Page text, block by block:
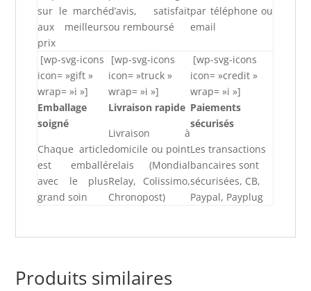
sur le marché
aux meilleurs
prix
d’avis, satisfait
ou remboursé
par téléphone ou
email
[wp-svg-icons
icon= »gift »
wrap= »i »]
Emballage
soigné
Chaque article
est emballé
avec le plus
grand soin
[wp-svg-icons
icon= »truck »
wrap= »i »]
Livraison rapide
Livraison à
domicile ou point
relais (Mondial
Relay, Colissimo,
Chronopost)
[wp-svg-icons
icon= »credit »
wrap= »i »]
Paiements
sécurisés
Les transactions
bancaires sont
sécurisées, CB,
Paypal, Payplug
Produits similaires